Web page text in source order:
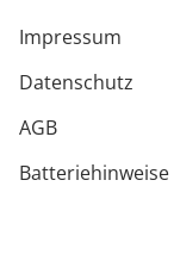
Impressum
Datenschutz
AGB
Batteriehinweise